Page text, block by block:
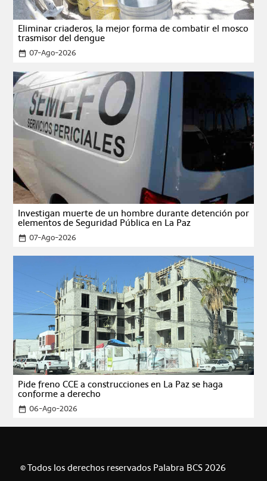
Eliminar criaderos, la mejor forma de combatir el mosco
trasmisor del dengue
date_range 07-Ago-2026
Investigan muerte de un hombre durante detención por
elementos de Seguridad Pública en La Paz
date_range 07-Ago-2026
Pide freno CCE a construcciones en La Paz se haga
conforme a derecho
date_range 06-Ago-2026
© Todos los derechos reservados Palabra BCS 2026